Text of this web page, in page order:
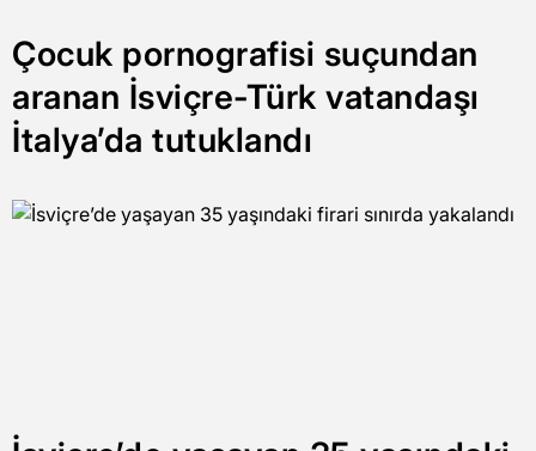
Çocuk pornografisi suçundan
aranan İsviçre-Türk vatandaşı
İtalya’da tutuklandı